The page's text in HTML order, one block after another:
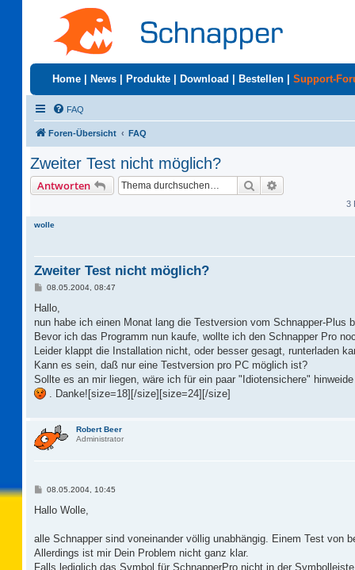
Home News Produkte Download Bestellen Support-
FAQ
Foren-Übersicht FAQ
Zweiter Test nicht möglich?
Antworten Suche
3
wolle
Zweiter Test nicht möglich?
B
i
r
a
08.05.2004, 08:47
Hallo,
nun habe ich einen Monat lang die Testversion vom Schnapper-Plus
Bevor ich das Programm nun kaufe, wollte ich den Schnapper Pro
Leider klappt die Installation nicht, oder besser gesagt, runterladen
Kann es sein, daß nur eine Testversion pro PC möglich ist?
Sollte es an mir liegen, wäre ich für ein paar "Idiotensichere"
. Danke![size=18][/size][size=24][/size]
Robert Beer
Administrator
B
i
a
08.05.2004, 10:45
Hallo Wolle,
alle Schnapper sind voneinander völlig unabhängig. Einem Test von
Allerdings ist mir Dein Problem nicht ganz klar.
Falls lediglich das Symbol für SchnapperPro nicht in der